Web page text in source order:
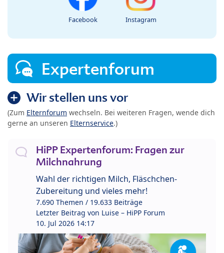
Facebook Instagram
Expertenforum
Wir stellen uns vor
(Zum Elternforum wechseln. Bei weiteren Fragen, wende dich
gerne an unseren Elternservice.)
HiPP Expertenforum: Fragen zur
Milchnahrung
Wahl der richtigen Milch, Fläschchen-
Zubereitung und vieles mehr!
7.690 Themen / 19.633 Beiträge
Letzter Beitrag von Luise – HiPP Forum
10. Jul 2026 14:17